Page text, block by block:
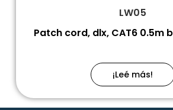
LW05
Patch cord, dlx, CAT6 0.5m
¡Leé más!